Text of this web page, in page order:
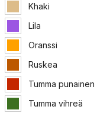
Khaki
Lila
Oranssi
Ruskea
Tumma punainen
Tumma vihreä